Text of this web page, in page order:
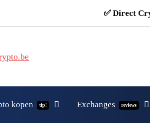
✅ Direct
kopen tip! Exchanges reviews